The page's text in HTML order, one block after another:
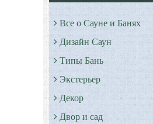
Все о Сауне и Банях
Дизайн Саун
Типы Бань
Экстерьер
Декор
Двор и сад